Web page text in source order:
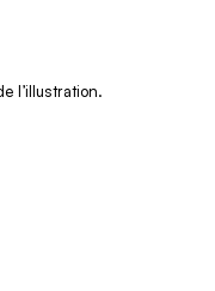
l’illustration.